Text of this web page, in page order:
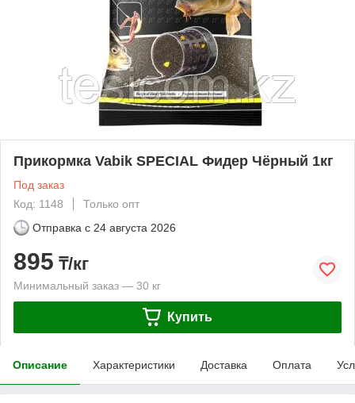
Прикормка Vabik SPECIAL Фидер Чёрный 1кг
Под заказ
Код: 1148
Только опт
Отправка с 24 августа 2026
895 ₸/кг
Минимальный заказ — 30 кг
Купить
Описание Характеристики Доставка Оплата